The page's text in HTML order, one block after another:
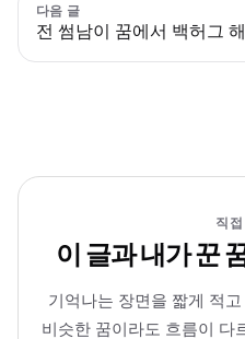
다음 글
전 썸남이 꿈에서 백허그
직
이 글과 내가 꾼
기억나는 장면을 짧게 적
비슷한 꿈이라도 흐름이 다